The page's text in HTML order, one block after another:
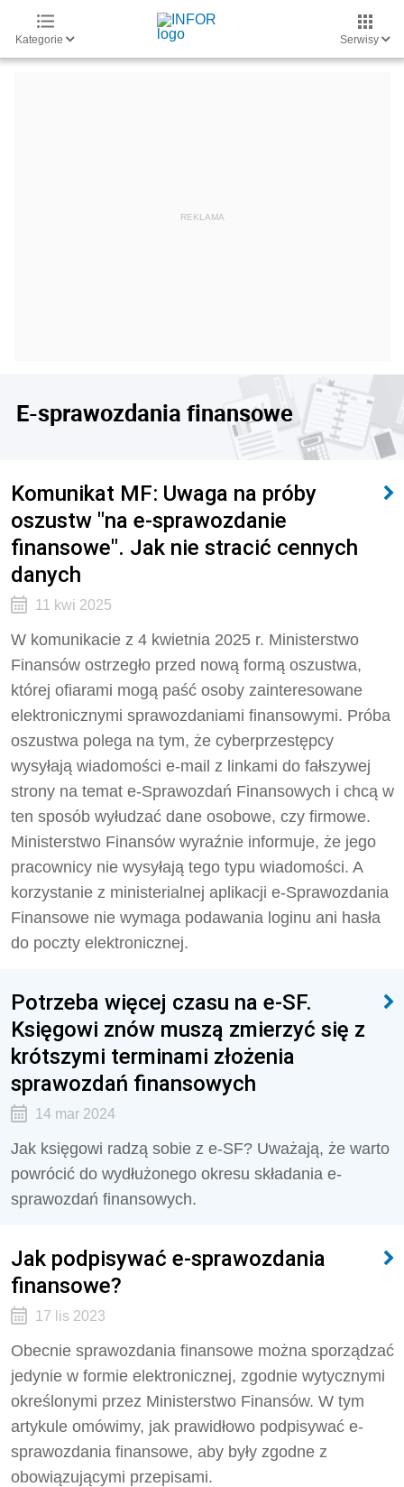
Kategorie Serwisy
E-sprawozdania finansowe
Komunikat MF: Uwaga na próby
oszustw "na e-sprawozdanie
finansowe". Jak nie stracić cennych
danych
11 kwi 2025
W komunikacie z 4 kwietnia 2025 r. Ministerstwo
Finansów ostrzegło przed nową formą oszustwa,
której ofiarami mogą paść osoby zainteresowane
elektronicznymi sprawozdaniami finansowymi. Próba
oszustwa polega na tym, że cyberprzestępcy
wysyłają wiadomości e-mail z linkami do fałszywej
strony na temat e-Sprawozdań Finansowych i chcą w
ten sposób wyłudzać dane osobowe, czy firmowe.
Ministerstwo Finansów wyraźnie informuje, że jego
pracownicy nie wysyłają tego typu wiadomości. A
korzystanie z ministerialnej aplikacji e-Sprawozdania
Finansowe nie wymaga podawania loginu ani hasła
do poczty elektronicznej.
Potrzeba więcej czasu na e-SF.
Księgowi znów muszą zmierzyć się z
krótszymi terminami złożenia
sprawozdań finansowych
14 mar 2024
Jak księgowi radzą sobie z e-SF? Uważają, że warto
powrócić do wydłużonego okresu składania e-
sprawozdań finansowych.
Jak podpisywać e-sprawozdania
finansowe?
17 lis 2023
Obecnie sprawozdania finansowe można sporządzać
jedynie w formie elektronicznej, zgodnie wytycznymi
określonymi przez Ministerstwo Finansów. W tym
artykule omówimy, jak prawidłowo podpisywać e-
sprawozdania finansowe, aby były zgodne z
obowiązującymi przepisami.